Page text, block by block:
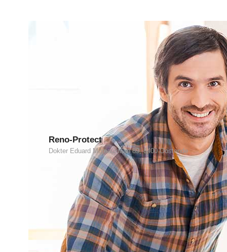
Reno-Protect
Dokter Eduard Moreauxlaan 89, 8400 Oostende